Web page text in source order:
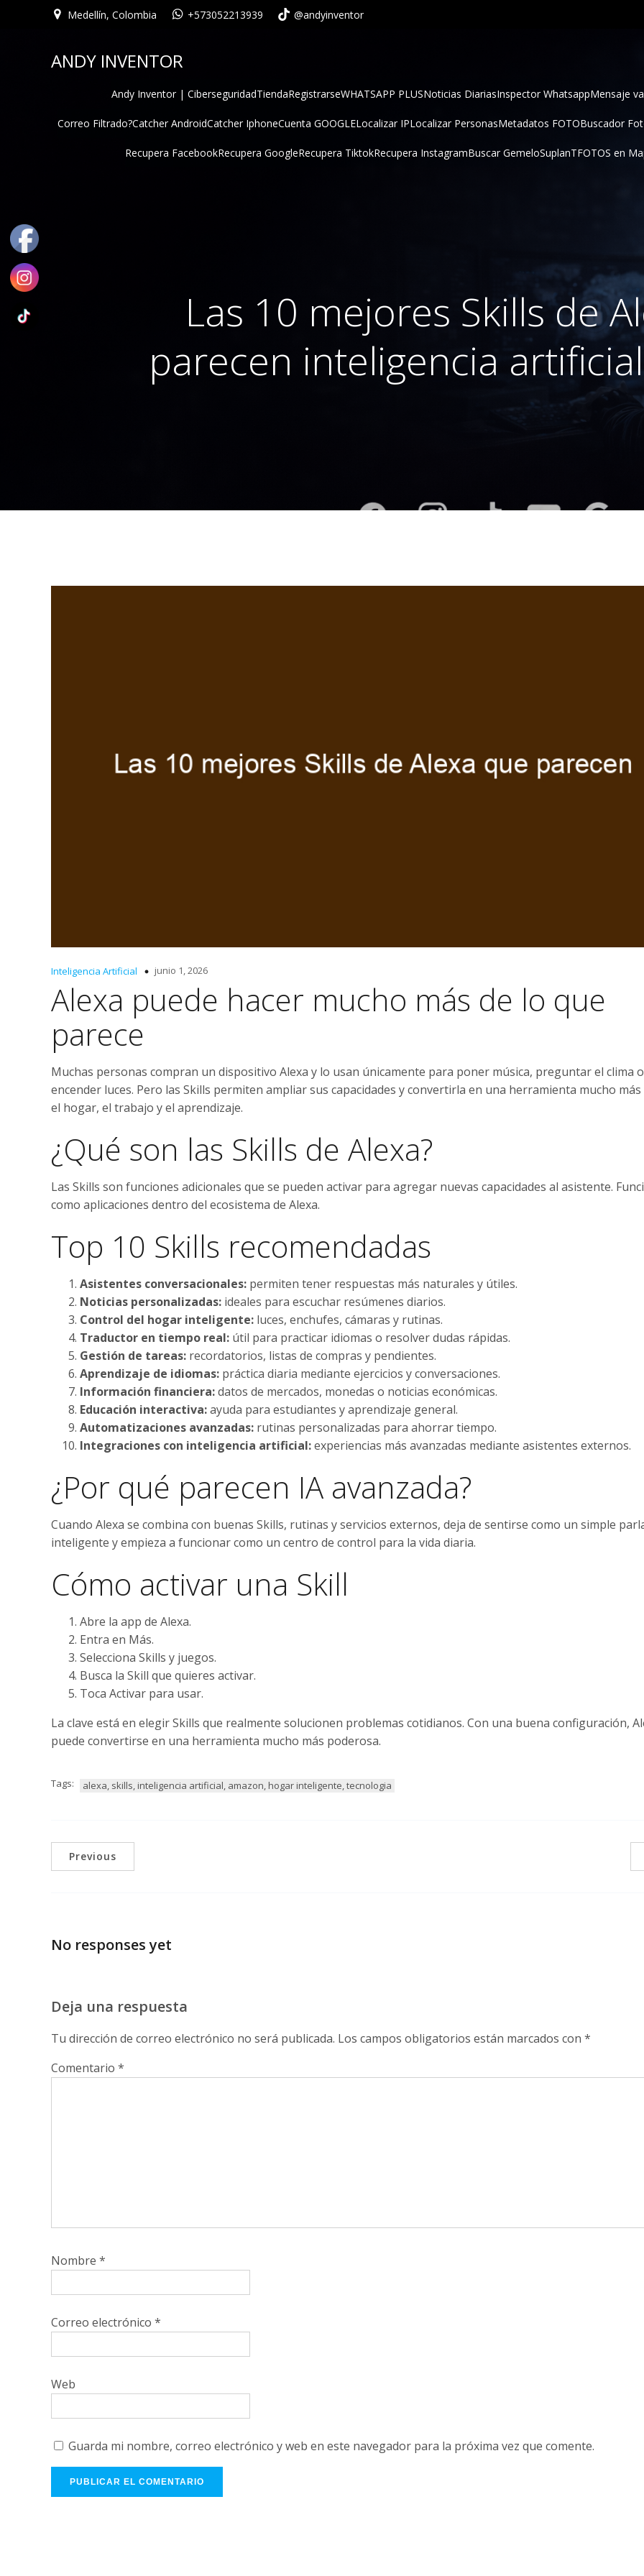
Medellín, Colombia +573052213939 @andyinventor
ANDY INVENTOR
Andy Inventor | CiberseguridadTiendaRegistrarseWHATSAPP PLUSNoticias DiariasInspector WhatsappMensaje
Correo Filtrado?Catcher AndroidCatcher IphoneCuenta GOOGLELocalizar IPLocalizar PersonasMetadatos FOTOBuscador
Recupera FacebookRecupera GoogleRecupera TiktokRecupera InstagramBuscar GemeloSuplanTFOTOS en
Las 10 mejores Skills de
parecen inteligencia
Inteligencia Artificial junio 1, 2026
Alexa puede hacer mucho más de lo que
parece
Muchas personas compran un dispositivo Alexa y lo usan únicamente para poner música, preguntar el clima o
encender luces. Pero las Skills permiten ampliar sus capacidades y convertirla en una herramienta mucho
el hogar, el trabajo y el aprendizaje.
¿Qué son las Skills de Alexa?
Las Skills son funciones adicionales que se pueden activar para agregar nuevas capacidades al asistente.
como aplicaciones dentro del ecosistema de Alexa.
Top 10 Skills recomendadas
Asistentes conversacionales: permiten tener respuestas más naturales y útiles.
Noticias personalizadas: ideales para escuchar resúmenes diarios.
Control del hogar inteligente: luces, enchufes, cámaras y rutinas.
Traductor en tiempo real: útil para practicar idiomas o resolver dudas rápidas.
Gestión de tareas: recordatorios, listas de compras y pendientes.
Aprendizaje de idiomas: práctica diaria mediante ejercicios y conversaciones.
Información financiera:datos de mercados, monedas o noticias económicas.
Educación interactiva:ayuda para estudiantes y aprendizaje general.
Automatizaciones avanzadas: rutinas personalizadas para ahorrar tiempo.
Integraciones con inteligencia artificial:experiencias más avanzadas mediante asistentes externos.
¿Por qué parecen IA avanzada?
Cuando Alexa se combina con buenas Skills, rutinas y servicios externos, deja de sentirse como un simple
inteligente y empieza a funcionar como un centro de control para la vida diaria.
Cómo activar una Skill
Abre la app de Alexa.
Entra en Más.
Selecciona Skills y juegos.
Busca la Skill que quieres activar.
Toca Activar para usar.
La clave está en elegir Skills que realmente solucionen problemas cotidianos. Con una buena configuración,
puede convertirse en una herramienta mucho más poderosa.
Tags: alexa, skills, inteligencia artificial, amazon, hogar inteligente, tecnologia
Previous
No responses yet
Deja una respuesta
Tu dirección de correo electrónico no será publicada. Los campos obligatorios están marcados con *
Comentario *
Nombre *
Correo electrónico *
Web
Guarda mi nombre, correo electrónico y web en este navegador para la próxima vez que comente.